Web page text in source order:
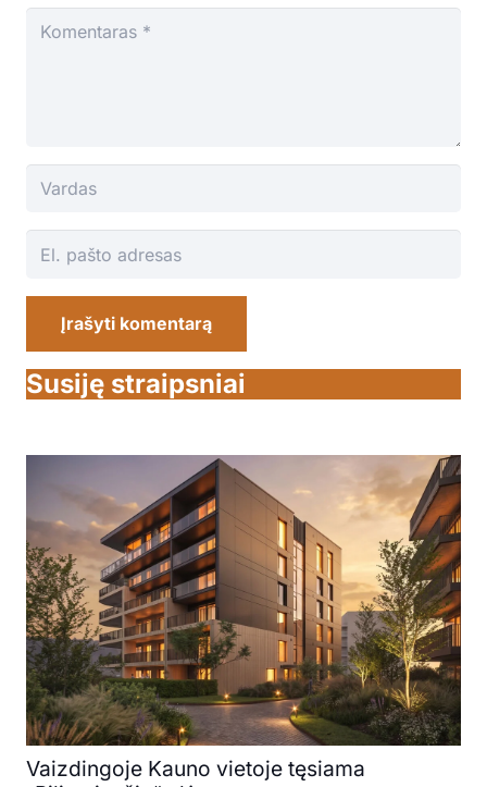
Įrašyti komentarą
Susiję straipsniai
Vaizdingoje Kauno vietoje tęsiama